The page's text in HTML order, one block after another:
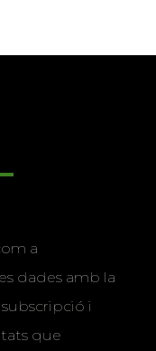
a
dades amb la
i
que